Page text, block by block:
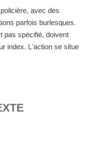
avec des
parfois burlesques.
pas spécifié, doivent
index. L'action se situe